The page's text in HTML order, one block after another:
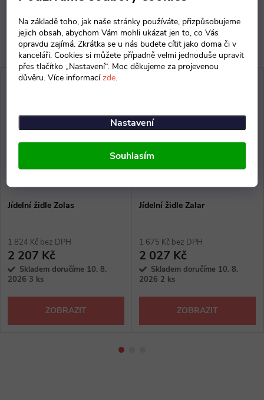
Na základě toho, jak naše stránky používáte, přizpůsobujeme
jejich obsah, abychom Vám mohli ukázat jen to, co Vás
opravdu zajímá. Zkrátka se u nás budete cítit jako doma či v
kanceláři. Cookies si můžete případně velmi jednoduše upravit
přes tlačítko „Nastavení“. Moc děkujeme za projevenou
důvěru. Více informacízde.
Nastavení
Souhlasím
Jídelní židle Zolas
1 824 Kč bez DPH
2 207 Kč
Skladem doručíme 10. 8.
2026 3 ks
ZOBRAZIT
Jídelní židle Zalar
1 675 Kč bez DPH
2 027 Kč
Skladem doručíme 10. 8.
2026 2 ks
ZOBRAZIT